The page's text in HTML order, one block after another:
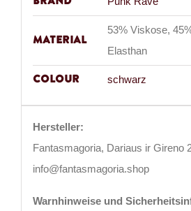
Material
53% Viskose,
Elasthan
Colour schwarz
Hersteller:
Fantasmagoria, Dariaus ir Gireno
info@fantasmagoria.shop
Warnhinweise und